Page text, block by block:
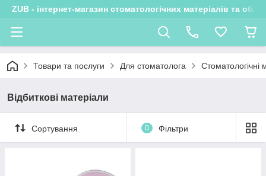
ZUB - інтернет-магазин стоматологічних матеріалів та
Товари та послуги Для стоматолога Стоматологічні
Відбиткові матеріали
Сортування 0 Фільтри